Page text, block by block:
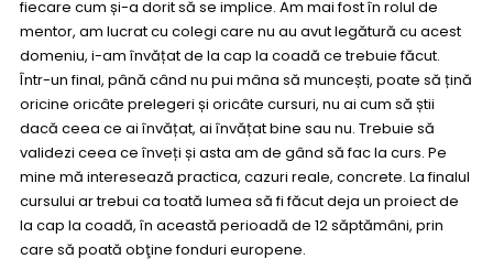
fiecare cum și-a dorit să se implice. Am mai fost în rolul de
mentor, am lucrat cu colegi care nu au avut legătură cu acest
domeniu, i-am învățat de la cap la coadă ce trebuie făcut.
Într-un final, până când nu pui mâna să muncești, poate să țină
oricine oricâte prelegeri și oricâte cursuri, nu ai cum să știi
dacă ceea ce ai învățat, ai învățat bine sau nu. Trebuie să
validezi ceea ce înveți și asta am de gând să fac la curs. Pe
mine mă interesează practica, cazuri reale, concrete. La finalul
cursului ar trebui ca toată lumea să fi făcut deja un proiect de
la cap la coadă, în această perioadă de 12 săptămâni, prin
care să poată obţine fonduri europene.